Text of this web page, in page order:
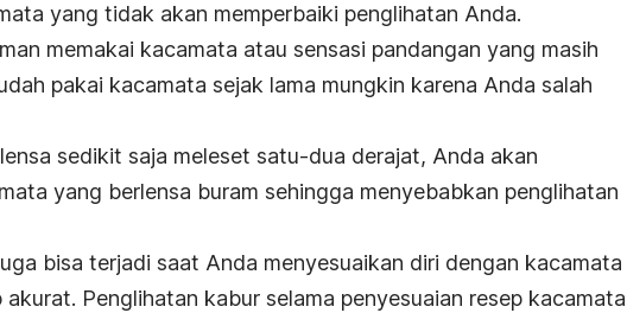
yang tidak akan memperbaiki penglihatan Anda.
memakai kacamata atau sensasi pandangan yang masih
pakai kacamata sejak lama mungkin karena Anda salah
sedikit saja meleset satu-dua derajat, Anda akan
yang berlensa buram sehingga menyebabkan penglihatan
bisa terjadi saat Anda menyesuaikan diri dengan kacamata
Penglihatan kabur selama penyesuaian resep kacamata